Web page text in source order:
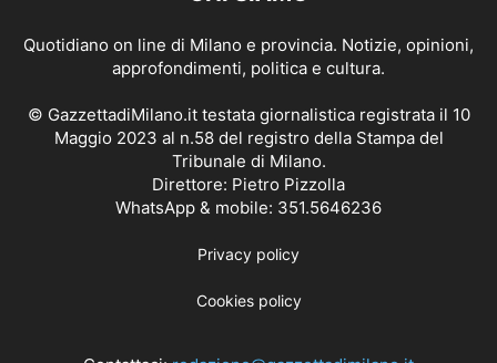
Quotidiano on line di Milano e provincia. Notizie, opinioni,
approfondimenti, politica e cultura.
© GazzettadiMilano.it testata giornalistica registrata il 10
Maggio 2023 al n.58 del registro della Stampa del
Tribunale di Milano.
Direttore: Pietro Pizzolla
WhatsApp & mobile: 351.5646236
Privacy policy
Cookies policy